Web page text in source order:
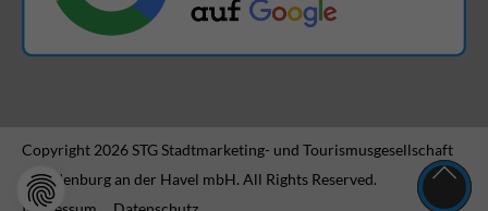
Copyright 2026 STG Stadtmarketing- und Tourismusgesellschaft
Brandenburg an der Havel mbH. All Rights Reserved.